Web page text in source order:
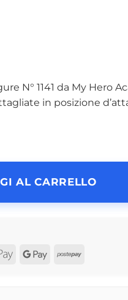
N° 1141 da My Hero
in posizione
AL CARRELLO
Apple GooglePostepay